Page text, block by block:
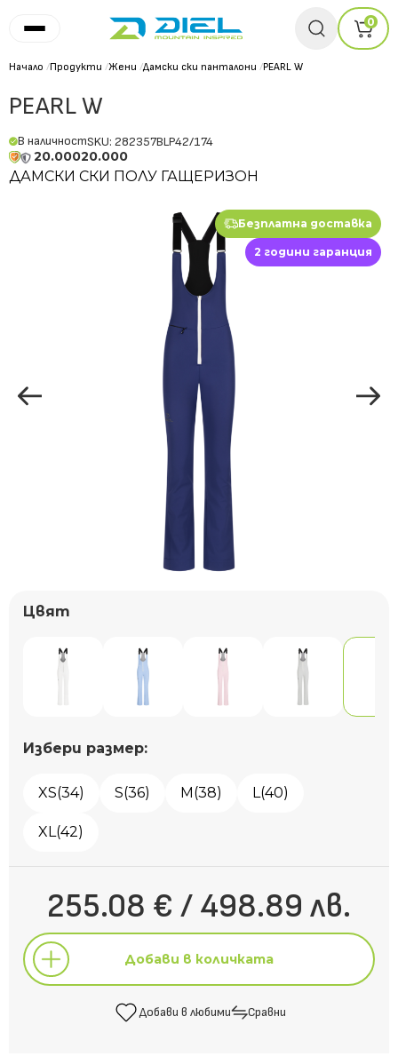
0
Начало /Продукти /Жени /Дамски ски панталони /PEARL W
PEARL W
В наличностSKU: 282357BLP42/174
20.00020.000
ДАМСКИ СКИ ПОЛУ ГАЩЕРИЗОН
Безплатна доставка
2 години гаранция
Цвят
Избери размер:
XS(34) S(36) M(38) L(40)
XL(42)
255.08 € / 498.89 лв.
Добави в количката
Добави в любими Сравни